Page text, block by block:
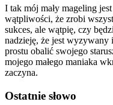
I tak mój mały mageling
wątpliwości, że zrobi
sukces, ale wątpię, czy
nadzieję, że jest
prostu obalić swojego
mojego małego maniaka
zaczyna.
Ostatnie słowo